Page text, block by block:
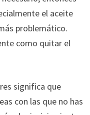
el aceite
problemático.
como quitar el
significa que
con las que no has